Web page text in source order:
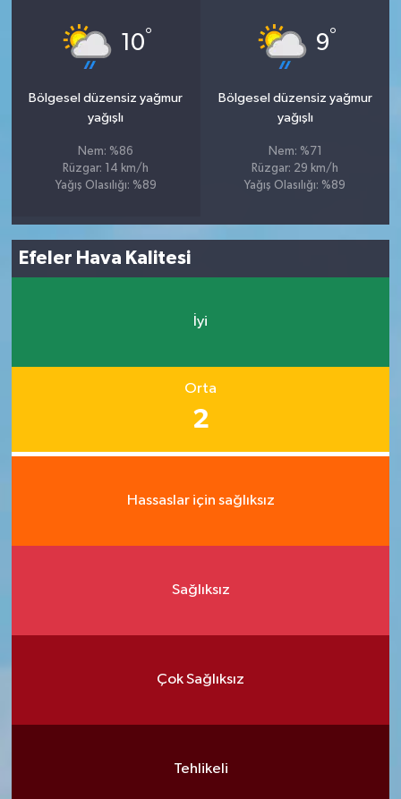
10°
Bölgesel düzensiz yağmur
yağışlı
Nem: %86
Rüzgar: 14 km/h
Yağış Olasılığı: %89
9°
Bölgesel düzensiz yağmur
yağışlı
Nem: %71
Rüzgar: 29 km/h
Yağış Olasılığı: %89
Efeler Hava Kalitesi
İyi
Orta
2
Hassaslar için sağlıksız
Sağlıksız
Çok Sağlıksız
Tehlikeli